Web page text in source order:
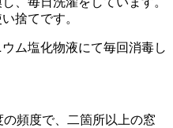
捨てです。
ム塩化物液にて毎回消毒し
頻度で、二箇所以上の窓